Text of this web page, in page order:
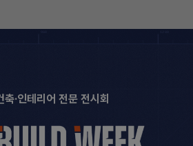
·인테리어 전문 전시회